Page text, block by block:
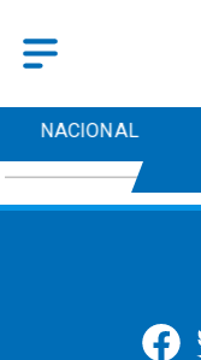
NACIONAL